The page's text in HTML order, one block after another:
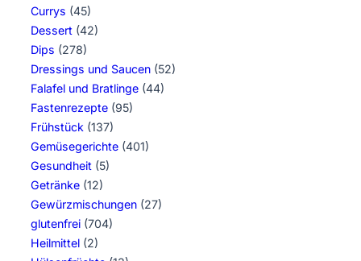
Currys (45)
Dessert (42)
Dips (278)
Dressings und Saucen (52)
Falafel und Bratlinge (44)
Fastenrezepte (95)
Frühstück (137)
Gemüsegerichte (401)
Gesundheit (5)
Getränke (12)
Gewürzmischungen (27)
glutenfrei (704)
Heilmittel (2)